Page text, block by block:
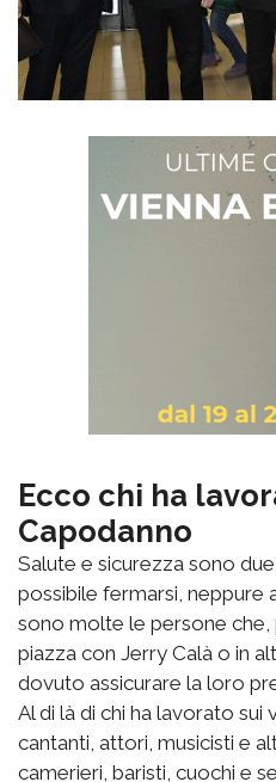
Ecco chi ha
Capodanno
Salute e sicurezza sono
possibile fermarsi, neppure
sono molte le persone che,
piazza con Jerry Calà o in
dovuto assicurare la loro
Al di là di chi ha lavorato sui
cantanti, attori, musicisti e
camerieri, baristi, cuochi e